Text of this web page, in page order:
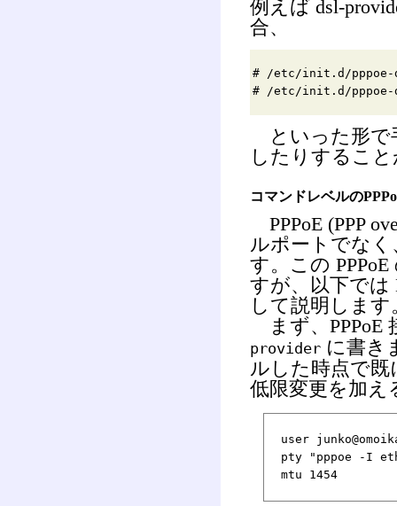
例えば dsl-
合、
# /etc/init.d/
# /etc/init.d/pppoe-
といった形で
したりするこ
コマンドレベルの
PPPoE (PPP
ルポートでなく
す。この
すが、以下では
して説明します
まず、PPPoE
provider に書き
ルした時点で
低限変更を加え
user
pty "pppoe -I
mtu 1454